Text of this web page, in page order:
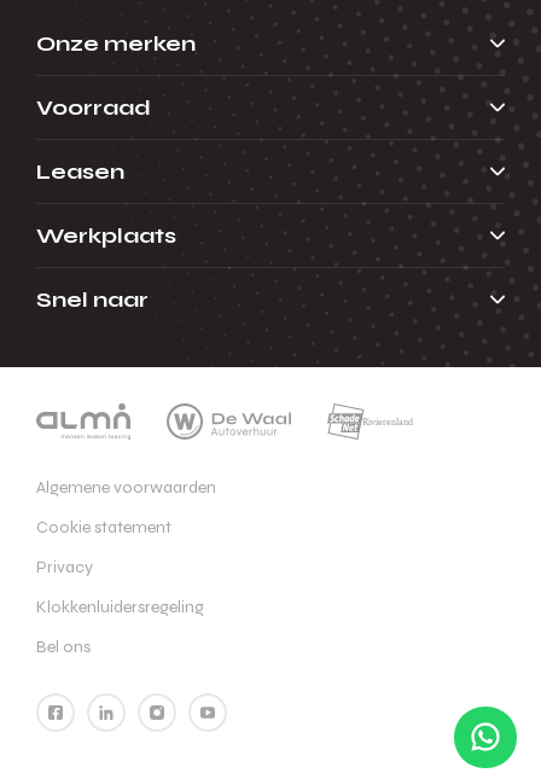
Onze merken
Voorraad
Leasen
Werkplaats
Snel naar
Algemene voorwaarden
Cookie statement
Privacy
Klokkenluidersregeling
Bel ons